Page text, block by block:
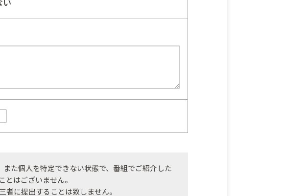
た個人を特定できない状態で、番組でご紹介した
はございません。
に提出することは致しません。